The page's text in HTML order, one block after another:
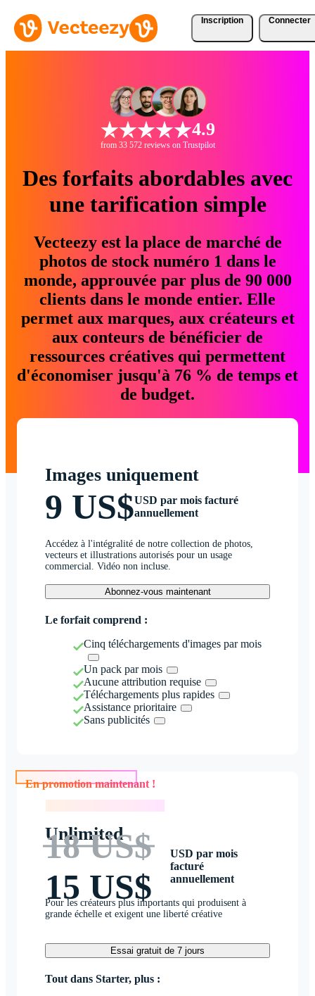
Inscription Connecter
4.9
from 33 572 reviews on Trustpilot
Des forfaits abordables avec
une tarification simple
Vecteezy est la place de marché de
photos de stock numéro 1 dans le
monde, approuvée par plus de 90 000
clients dans le monde entier. Elle
permet aux marques, aux créateurs et
aux conteurs de bénéficier de
ressources créatives qui permettent
d'économiser jusqu'à 76 % de temps et
de budget.
Images uniquement
9 US$USD par mois facturé
annuellement
Accédez à l'intégralité de notre collection de photos,
vecteurs et illustrations autorisés pour un usage
commercial. Vidéo non incluse.
Abonnez-vous maintenant
Le forfait comprend :
Cinq téléchargements d'images par mois
Un pack par mois
Aucune attribution requise
Téléchargements plus rapides
Assistance prioritaire
Sans publicités
En promotion maintenant !
Unlimited
18 US$
15 US$
USD par mois
facturé
annuellement
Pour les créateurs plus importants qui produisent à
grande échelle et exigent une liberté créative
Essai gratuit de 7 jours
Tout dans Starter, plus :